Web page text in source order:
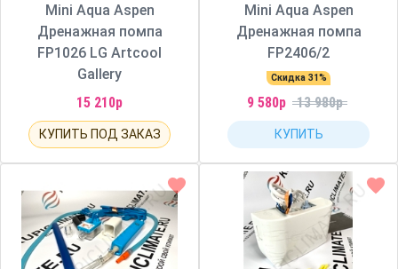
Mini Aqua Aspen
Дренажная помпа
FP1026 LG Artcool
Gallery
15 210р
КУПИТЬ ПОД ЗАКАЗ
Mini Aqua Aspen
Дренажная помпа
FP2406/2
Скидка 31%
9 580р 13 980р
КУПИТЬ